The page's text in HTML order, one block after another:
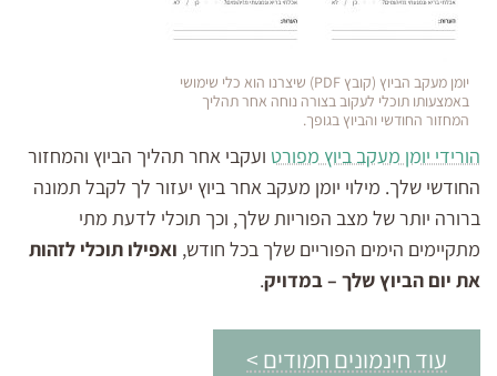
יומן מעקב הביוץ (קובץ PDF) שיצרנו הוא כלי שימושי
באמצעותו תוכלי לעקוב בצורה נוחה אחר תהליך
המחזור החודשי והביוץ בגופך.
הורידי יומן מעקב ביוץ מפורט ועקבי אחר תהליך הביוץ והמחזור
החודשי שלך. מילוי יומן מעקב אחר ביוץ יעזור לך לקבל תמונה
ברורה יותר של מצב הפוריות שלך, וכך תוכלי לדעת מתי
מתקיימים הימים הפוריים שלך בכל חודש, ואפילו תוכלי לזהות
את יום הביוץ שלך – במדויק.
עוד חינמונים חמודים >